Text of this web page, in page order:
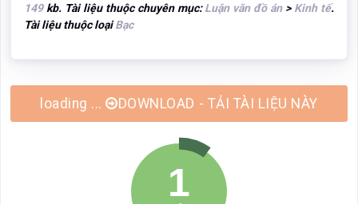
149kb. Tài liệu thuộc chuyên mục:Luận văn đồ án> Kinh tế.
Tài liệu thuộc loạiBạc
loading ... DOWNLOAD - TẢI TÀI LIỆU NÀY